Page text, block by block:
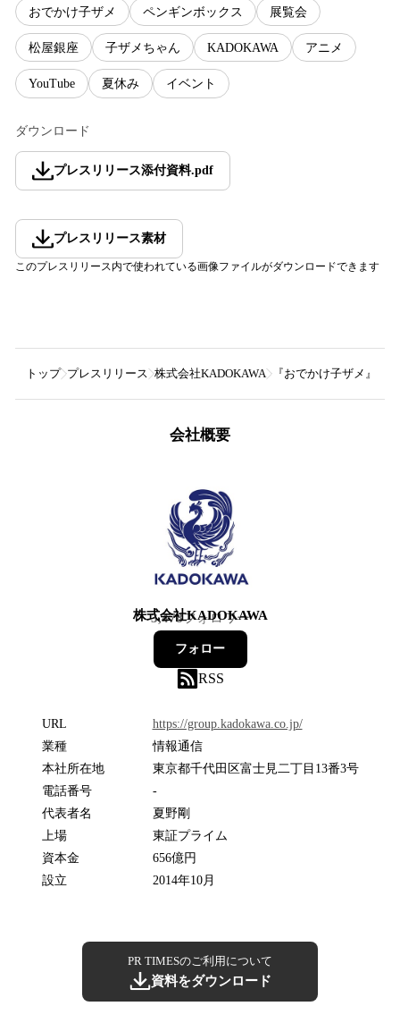
おでかけ子ザメ ペンギンボックス 展覧会
松屋銀座 子ザメちゃん KADOKAWA アニメ
YouTube 夏休み イベント
ダウンロード
プレスリリース添付資料.pdf
プレスリリース素材
このプレスリリース内で使われている画像ファイルがダウンロードできます
トップ プレスリリース 株式会社KADOKAWA 『おでかけ子ザメ』シ
会社概要
株式会社KADOKAWA
3,478フォロワー
フォロー
RSS
URL
https://group.kadokawa.co.jp/
業種
情報通信
本社所在地
東京都千代田区富士見二丁目13番3号
電話番号
-
代表者名
夏野剛
上場
東証プライム
資本金
656億円
設立
2014年10月
PR TIMESのご利用について
資料をダウンロード